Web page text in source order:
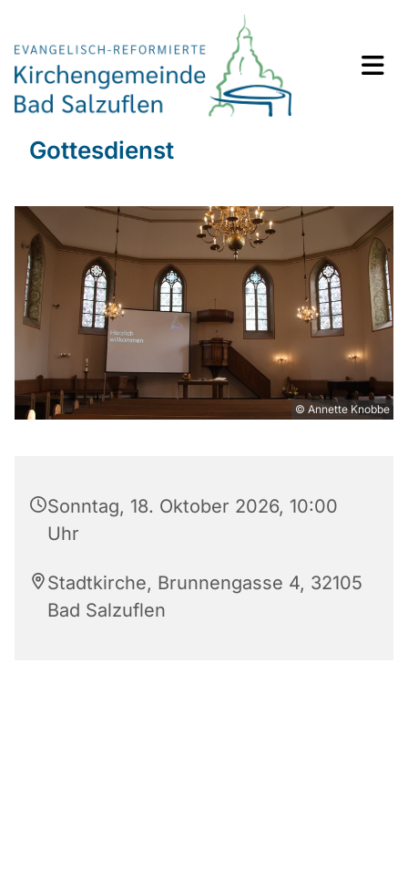
Gottesdienst
© Annette Knobbe
Sonntag, 18. Oktober 2026, 10:00
Uhr
Stadtkirche, Brunnengasse 4, 32105
Bad Salzuflen